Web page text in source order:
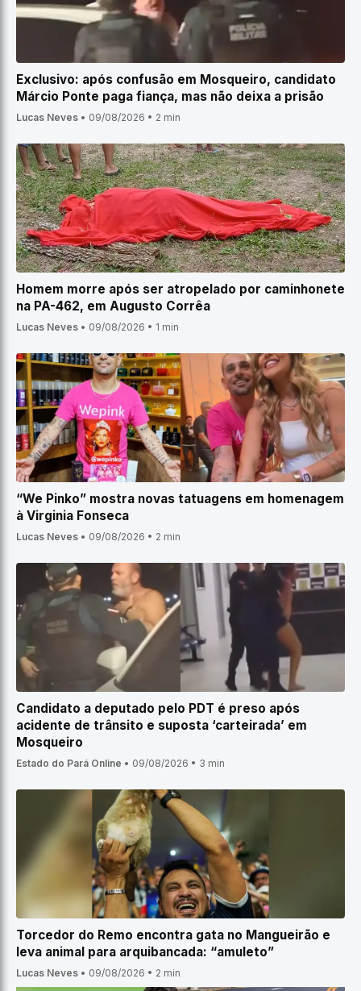
Exclusivo: após confusão em Mosqueiro, candidato
Márcio Ponte paga fiança, mas não deixa a prisão
Lucas Neves • 09/08/2026 • 2 min
Homem morre após ser atropelado por caminhonete
na PA-462, em Augusto Corrêa
Lucas Neves • 09/08/2026 • 1 min
“We Pinko” mostra novas tatuagens em homenagem
à Virginia Fonseca
Lucas Neves • 09/08/2026 • 2 min
Candidato a deputado pelo PDT é preso após
acidente de trânsito e suposta ‘carteirada’ em
Mosqueiro
Estado do Pará Online • 09/08/2026 • 3 min
Torcedor do Remo encontra gata no Mangueirão e
leva animal para arquibancada: “amuleto”
Lucas Neves • 09/08/2026 • 2 min